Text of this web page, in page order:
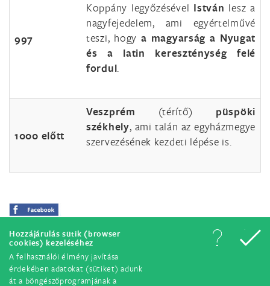
Hozzájárulás sütik (browser
cookies) kezeléséhez
A felhasználói élmény javítása
érdekében adatokat (sütiket) adunk
át a böngészőprogramjának a
997
Koppány legyőzésével István lesz a
nagyfejedelem, ami egyértelművé
teszi, hogya magyarság a Nyugat
és a latin kereszténység felé
fordul.
1000 előtt
Veszprém (térítő) püspöki
székhely, ami talán az egyházmegye
szervezésének kezdeti lépése is.